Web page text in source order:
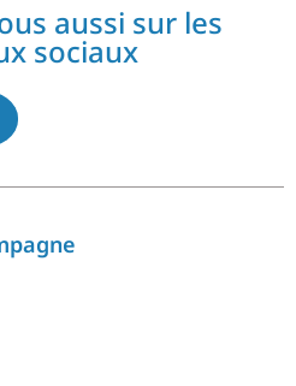
aussi sur les
sociaux